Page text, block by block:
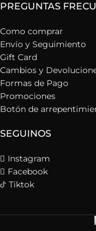
PREGUNTAS
Como comprar
Envío y Seguimiento
Gift Card
Cambios y
Formas de Pago
Promociones
Botón de
SEGUINOS
Instagram
Facebook
Tiktok